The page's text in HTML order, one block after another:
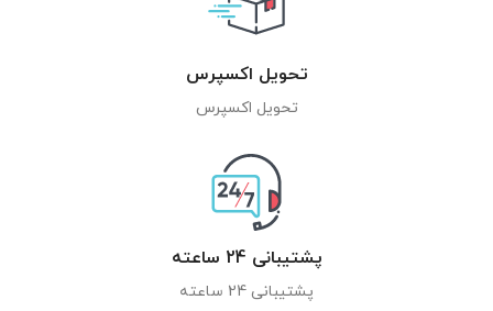
تحویل اکسپرس
تحویل اکسپرس
پشتیبانی 24 ساعته
پشتیبانی 24 ساعته